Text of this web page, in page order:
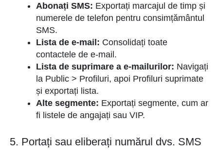
Abonați SMS: Exportați marcajul de timp și
numerele de telefon pentru consimțământul
SMS.
Lista de e-mail: Consolidați toate
contactele de e-mail.
Lista de suprimare a e-mailurilor: Navigați
la Public > Profiluri, apoi Profiluri suprimate
și exportați lista.
Alte segmente: Exportați segmente, cum ar
fi listele de angajați sau VIP.
5. Portați sau eliberați numărul dvs. SMS